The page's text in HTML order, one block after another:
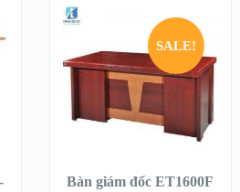
SALE!
Bàn giám đốc ET1600F
Chọn